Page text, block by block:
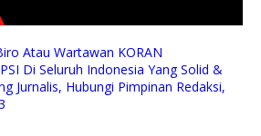
Atau Wartawan KORAN
Di Seluruh Indonesia Yang Solid &
Jurnalis, Hubungi Pimpinan Redaksi,